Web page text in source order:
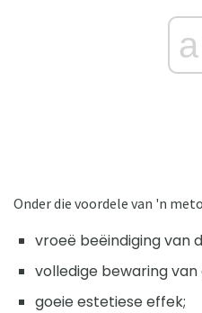
Onder die voordele van 'n
vroeë beëindiging van
volledige bewaring van
goeie estetiese effek;